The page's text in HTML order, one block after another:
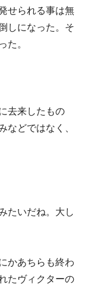
せられる事は無
しになった。そ
た。
去来したもの
などではなく、
たいだね。大し
かあちらも終わ
たヴィクターの